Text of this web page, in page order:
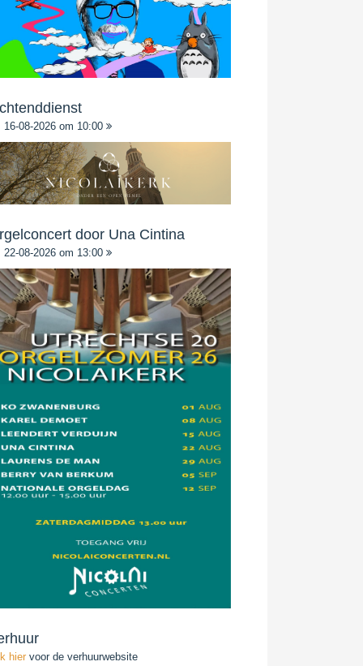
16-08-2026 om 10:00
door Una Cintina
22-08-2026 om 13:00
hiervoor de verhuurwebsite